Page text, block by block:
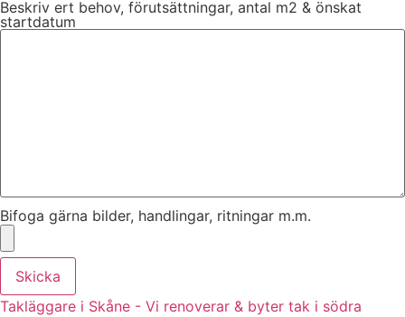
Beskriv ert behov, förutsättningar, antal m2 & önskat
startdatum
Bifoga gärna bilder, handlingar, ritningar m.m.
Skicka
Takläggare i Skåne - Vi renoverar & byter tak i södra